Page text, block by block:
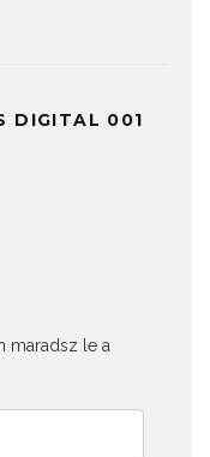
DIGITAL 001
maradsz le a